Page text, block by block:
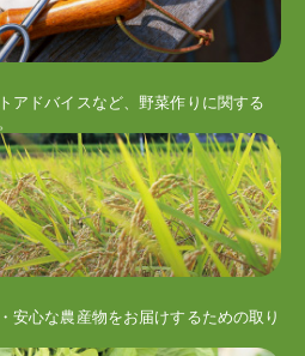
アドバイスなど、野菜作りに関する
安心な農産物をお届けするための取り